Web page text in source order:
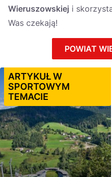
Wieruszowskiej i
Was czekają!
POWIAT
ARTYKUŁ W
SPORTOWYM
TEMACIE